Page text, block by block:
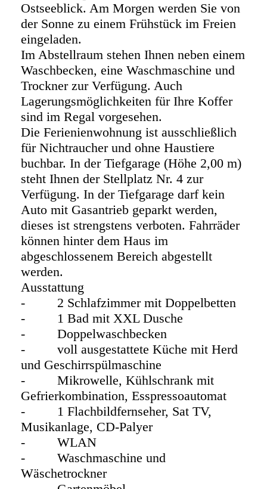
Ostseeblick. Am Morgen werden Sie von
der Sonne zu einem Frühstück im Freien
eingeladen.
Im Abstellraum stehen Ihnen neben einem
Waschbecken, eine Waschmaschine und
Trockner zur Verfügung. Auch
Lagerungsmöglichkeiten für Ihre Koffer
sind im Regal vorgesehen.
Die Ferienienwohnung ist ausschließlich
für Nichtraucher und ohne Haustiere
buchbar. In der Tiefgarage (Höhe 2,00 m)
steht Ihnen der Stellplatz Nr. 4 zur
Verfügung. In der Tiefgarage darf kein
Auto mit Gasantrieb geparkt werden,
dieses ist strengstens verboten. Fahrräder
können hinter dem Haus im
abgeschlossenem Bereich abgestellt
werden.
Ausstattung
- 2 Schlafzimmer mit Doppelbetten
- 1 Bad mit XXL Dusche
- Doppelwaschbecken
- voll ausgestattete Küche mit Herd
und Geschirrspülmaschine
- Mikrowelle, Kühlschrank mit
Gefrierkombination, Esspressoautomat
- 1 Flachbildfernseher, Sat TV,
Musikanlage, CD-Palyer
- WLAN
- Waschmaschine und
Wäschetrockner